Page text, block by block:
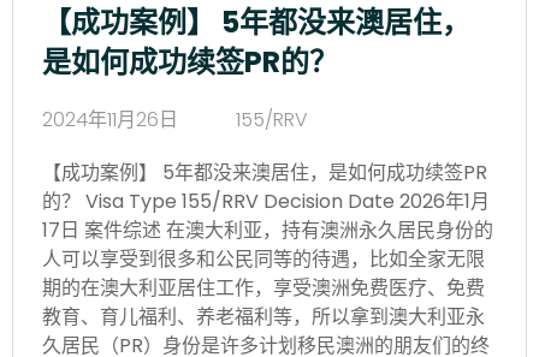
【成功案例】 5年都没来澳居住，
是如何成功续签PR的？
2024年11月26日
155/RRV
【成功案例】 5年都没来澳居住，是如何成功续签PR
的？ Visa Type 155/RRV Decision Date 2026年1月
17日 案件综述 在澳大利亚，持有澳洲永久居民身份的
人可以享受到很多和公民同等的待遇，比如全家无限
期的在澳大利亚居住工作，享受澳洲免费医疗、免费
教育、育儿福利、养老福利等，所以拿到澳大利亚永
久居民（PR）身份是许多计划移民澳洲的朋友们的终